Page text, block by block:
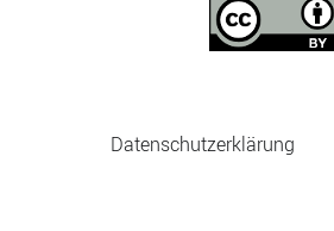
Datenschutzerklärung